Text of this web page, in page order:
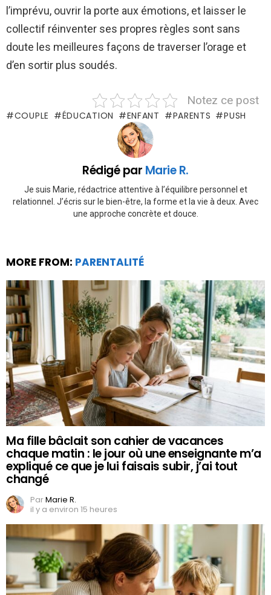
l’imprévu, ouvrir la porte aux émotions, et laisser le
collectif réinventer ses propres règles sont sans
doute les meilleures façons de traverser l’orage et
d’en sortir plus soudés.
Notez ce post
COUPLE ÉDUCATION ENFANT PARENTS PUSH
Rédigé par Marie R.
Je suis Marie, rédactrice attentive à l’équilibre personnel et
relationnel. J’écris sur le bien-être, la forme et la vie à deux. Avec
une approche concrète et douce.
MORE FROM: PARENTALITÉ
Ma fille bâclait son cahier de vacances
chaque matin : le jour où une enseignante m’a
expliqué ce que je lui faisais subir, j’ai tout
changé
ParMarie R.
il y a environ 15 heures